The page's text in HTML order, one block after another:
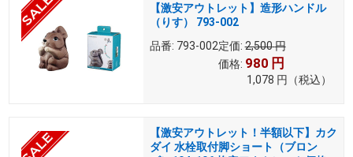
【激安アウトレット】造形ハンドル
（りす） 793-002
品番: 793-002定価: 2,500円
価格: 980 円
1,078 円 （税込）
【激安アウトレット！半額以下】カク
ダイ 水栓取付脚ショート（ブロン